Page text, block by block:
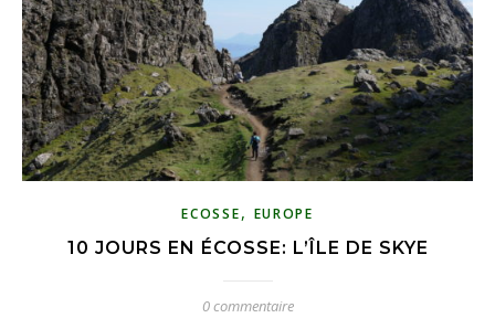
ECOSSE, EUROPE
10 JOURS EN ÉCOSSE: L’ÎLE DE SKYE
0 commentaire